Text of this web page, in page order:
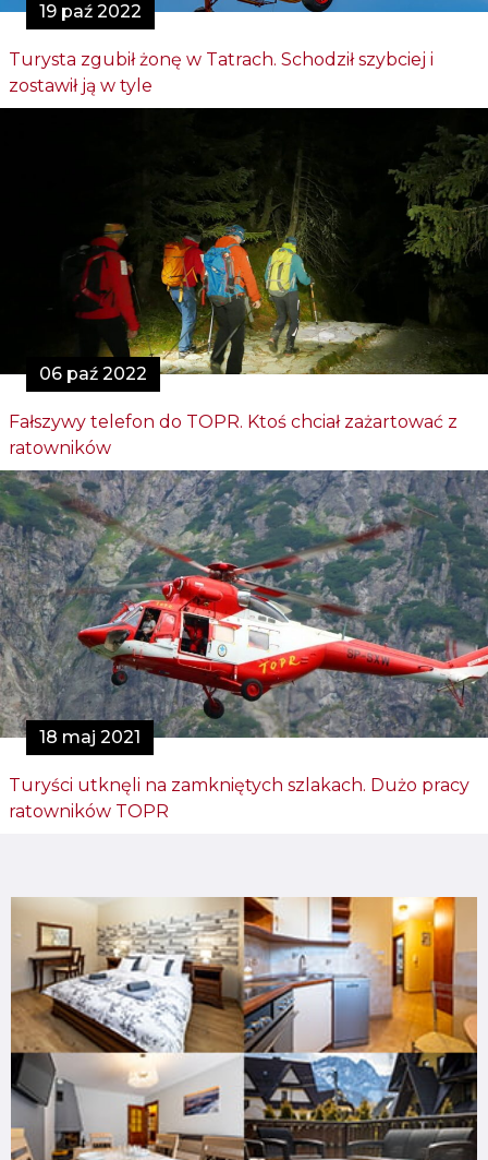
19 paź 2022
Turysta zgubił żonę w Tatrach. Schodził szybciej i
zostawił ją w tyle
06 paź 2022
Fałszywy telefon do TOPR. Ktoś chciał zażartować z
ratowników
18 maj 2021
Turyści utknęli na zamkniętych szlakach. Dużo pracy
ratowników TOPR